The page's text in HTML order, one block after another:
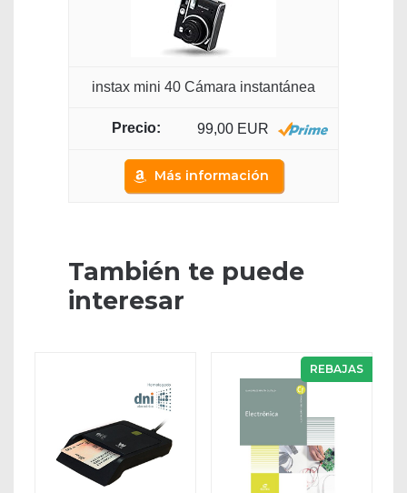
instax mini 40 Cámara instantánea
99,00 EUR
Más información
También te puede
interesar
REBAJAS